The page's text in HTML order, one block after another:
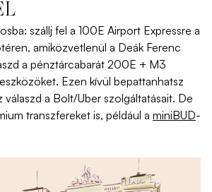
: szállj fel a 100E Airport Expressre a
, amiközvetlenül a Deák Ferenc
a pénztárcabarát 200E + M3
eszközöket. Ezen kívül bepattanhatsz
válaszd a Bolt/Uber szolgáltatásait. De
transzfereket is, például a miniBUD-